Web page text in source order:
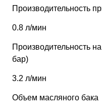
Производительность
0.8 л/мин
Производительность
бар)
3.2 л/мин
Объем масляного бака